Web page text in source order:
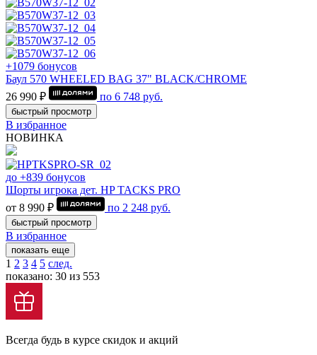
+1079 бонусов
Баул 570 WHEELED BAG 37" BLACK/CHROME
26 990 ₽
по 6 748 руб.
быстрый просмотр
В избранное
НОВИНКА
до +839 бонусов
Шорты игрока дет. HP TACKS PRO
от 8 990 ₽
по 2 248 руб.
быстрый просмотр
В избранное
показать еще
1 2 3 4 5 след.
показано: 30 из 553
Всегда будь в курсе скидок и акций